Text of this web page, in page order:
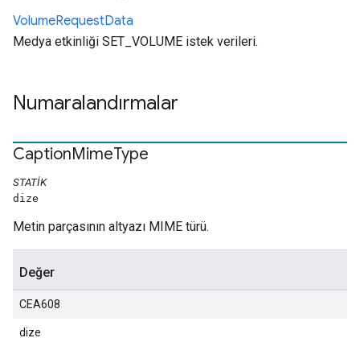
VolumeRequestData
Medya etkinliği SET_VOLUME istek verileri.
Numaralandırmalar
CaptionMimeType
STATIK
dize
Metin parçasının altyazı MIME türü.
Değer
CEA608
dize